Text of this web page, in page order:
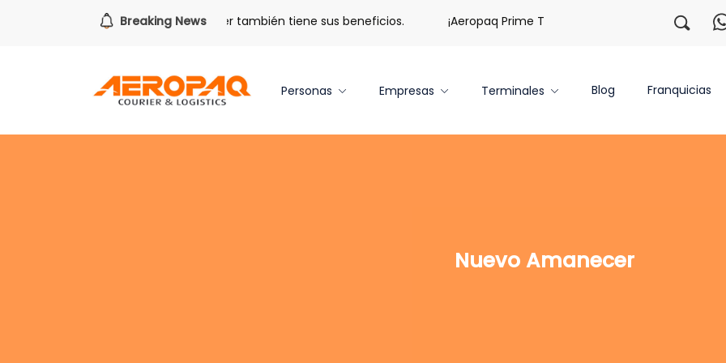
Breaking News
Para todo lo que viene. Volver también tiene sus beneficios. ¡Aeropaq Prime TE DA MÁS! ¡Regístrate
Personas Empresas Terminales Blog Franquicias
Nuevo Amanecer